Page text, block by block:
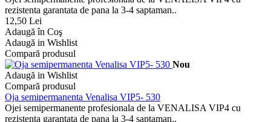
rezistenta garantata de pana la 3-4 saptaman..
12,50 Lei
Adaugă în Coş
Adaugă in Wishlist
Compară produsul
Nou
Adaugă in Wishlist
Compară produsul
Oja semipermanenta Venalisa VIP5- 530
Ojei semipermanente profesionala de la VENALISA VIP4 cu
rezistenta garantata de pana la 3-4 saptaman..